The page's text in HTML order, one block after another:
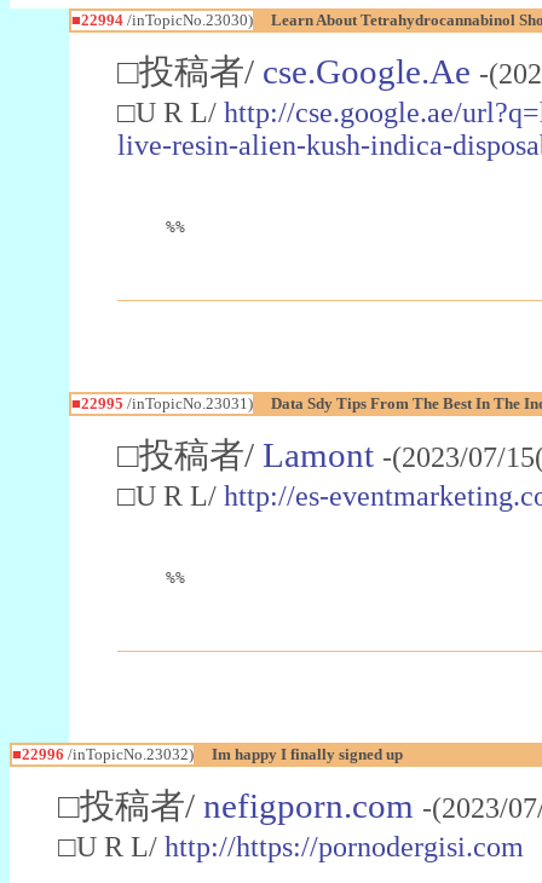
■22994/inTopicNo.23030) Learn About Tetrahydrocannabinol
□投稿者/ cse.Google.Ae -
□U R L/ http://cse.google.ae/
live-resin-alien-kush-indica-
%%
■22995 /inTopicNo.23031) Data Sdy Tips From The Best In The
□投稿者/ Lamont -(2023/07/
□U R L/ http://es-
%%
■22996 /inTopicNo.23032) Im happy I finally signed up
□投稿者/ nefigporn.com -(2023/
□U R L/ http://https://pornodergisi.com